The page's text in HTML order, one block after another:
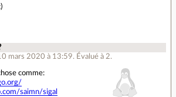
mars 2020 à 13:59.Évalué à 2.
comme:
saimn/sigal